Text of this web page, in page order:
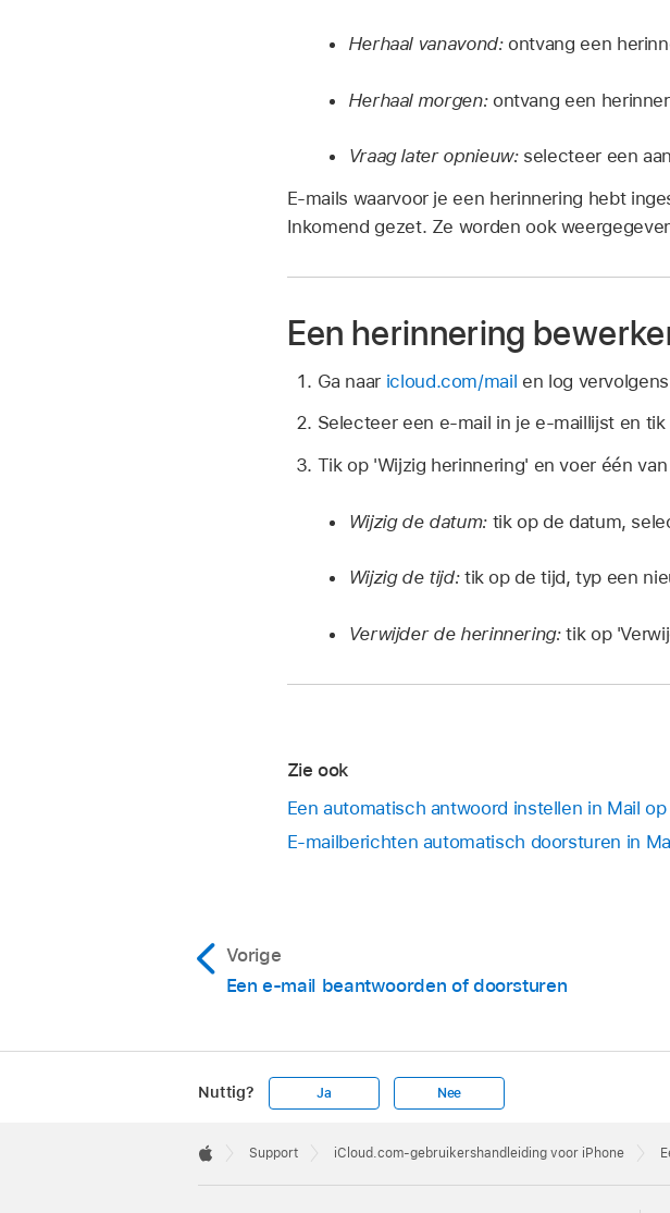
Herhaal vanavond: ontvang een
Herhaal morgen: ontvang een
Vraag later opnieuw: selecteer een
E-mails waarvoor je een herinnering hebt
Inkomend gezet. Ze worden ook
Een herinnering
Ga naar icloud.com/mail en log
Selecteer een e-mail in je e-maillijst en
Tik op 'Wijzig herinnering' en voer één
Wijzig de datum: tik op de datum,
Wijzig de tijd: tik op de tijd, typ een
Verwijder de herinnering:tik op
Zie ook
Een automatisch antwoord instellen in Mail
E‑mailberichten automatisch doorsturen in
Vorige
Een e‑mail beantwoorden of doorsturen
Nuttig? Ja Nee
Footer

Support iCloud.com-gebruikershandleiding voor iPhone